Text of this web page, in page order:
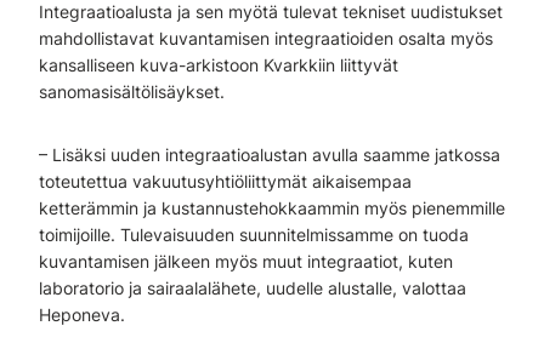
Integraatioalusta ja sen myötä tulevat tekniset uudistukset
mahdollistavat kuvantamisen integraatioiden osalta myös
kansalliseen kuva-arkistoon Kvarkkiin liittyvät
sanomasisältölisäykset.
– Lisäksi uuden integraatioalustan avulla saamme jatkossa
toteutettua vakuutusyhtiöliittymät aikaisempaa
ketterämmin ja kustannustehokkaammin myös pienemmille
toimijoille. Tulevaisuuden suunnitelmissamme on tuoda
kuvantamisen jälkeen myös muut integraatiot, kuten
laboratorio ja sairaalalähete, uudelle alustalle, valottaa
Heponeva.